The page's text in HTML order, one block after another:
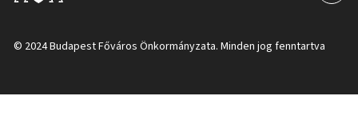
© 2024 Budapest Főváros Önkormányzata. Minden jog fenntartva